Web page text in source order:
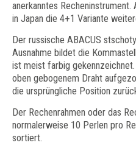
anerkanntes
in Japan die 4+1 Variante
Der russische ABACUS
Ausnahme bildet die
ist meist farbig
oben gebogenem Draht
die ursprüngliche Position
Der Rechenrahmen oder das
normalerweise 10 Perlen pro
sortiert.